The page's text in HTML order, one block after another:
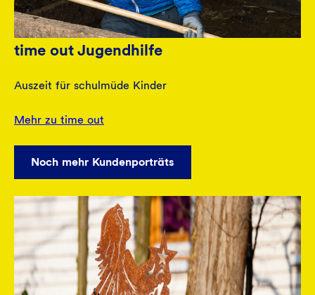
time out Jugendhilfe
Auszeit für schulmüde Kinder
Mehr zu time out
Noch mehr Kundenporträts